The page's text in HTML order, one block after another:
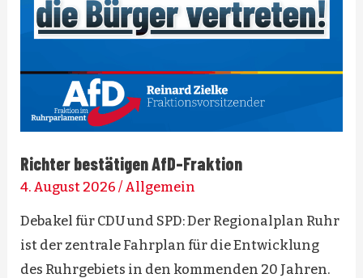
Richter bestätigen AfD-Fraktion
4. August 2026 / Allgemein
Debakel für CDU und SPD: Der Regionalplan Ruhr
ist der zentrale Fahrplan für die Entwicklung
des Ruhrgebiets in den kommenden 20 Jahren.